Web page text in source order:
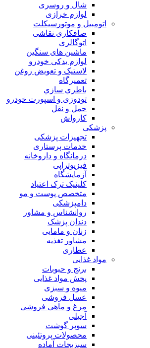
شال و روسری
لوازم خرازی
اتومبیل و موتورسیکلت
صافکاری نقاشی
اتوگالری
ماشین های سنگین
لوازم یدکی خودرو
لاستیک و تعویض روغن
تعميرگاه
باطري سازي
تودوزی و اسپورت خودرو
حمل و نقل
کارواش
پزشکی
تجهیزات پزشکی
خدمات پرستاری
درمانگاه و داروخانه
فیزیوتراپی
آزمایشگاه
کلینیک ترک اعتیاد
متخصص پوست و مو
دامپزشکی
روانشناس و مشاور
دندان پزشک
زنان و مامایی
مشاور تغذیه
عطاری
مواد غذایی
برنج و حبوبات
پخش مواد غذایی
میوه و سبزی
عسل فروشی
مرغ و ماهی فروشی
آجیلی
سوپر گوشت
محصولات پروتئینی
سبزیجات آماده